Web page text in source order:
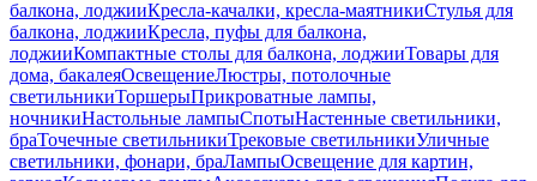
балкона, лоджииКресла-качалки, кресла-маятникиСтулья для
балкона, лоджииКресла, пуфы для балкона,
лоджииКомпактные столы для балкона, лоджииТовары для
дома, бакалеяОсвещениеЛюстры, потолочные
светильникиТоршерыПрикроватные лампы,
ночникиНастольные лампыСпотыНастенные светильники,
браТочечные светильникиТрековые светильникиУличные
светильники, фонари, браЛампыОсвещение для картин,